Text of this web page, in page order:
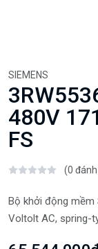
SIEMENS
480V
FS
(0
Bộ khởi động mềm
Voltolt AC, spring-